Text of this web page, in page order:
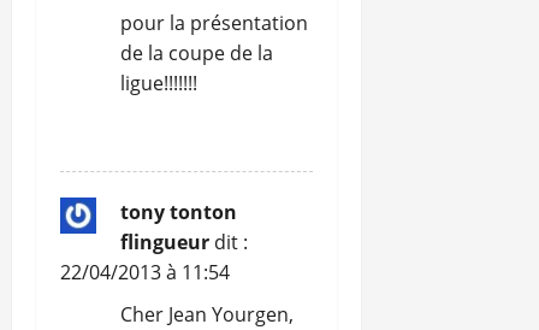
pour la présentation
de la coupe de la
ligue!!!!!!!
tony tonton
flingueur dit :
22/04/2013 à 11:54
Cher Jean Yourgen,